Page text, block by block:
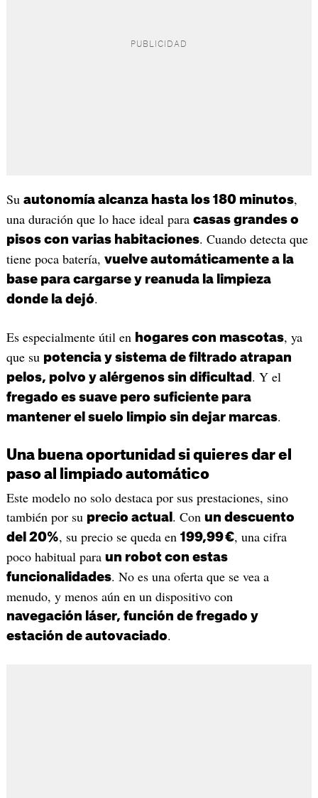
Su autonomía alcanza hasta los 180 minutos,
una duración que lo hace ideal para casas grandes o
pisos con varias habitaciones. Cuando detecta que
tiene poca batería, vuelve automáticamente a la
base para cargarse y reanuda la limpieza
donde la dejó.
Es especialmente útil en hogares con mascotas, ya
que su potencia y sistema de filtrado atrapan
pelos, polvo y alérgenos sin dificultad . Y el
fregado es suave pero suficiente para
mantener el suelo limpio sin dejar marcas.
Una buena oportunidad si quieres dar el
paso al limpiado automático
Este modelo no solo destaca por sus prestaciones, sino
también por su precio actual . Con un descuento
del 20%, su precio se queda en 199,99 €, una cifra
poco habitual para un robot con estas
funcionalidades. No es una oferta que se vea a
menudo, y menos aún en un dispositivo con
navegación láser, función de fregado y
estación de autovaciado.